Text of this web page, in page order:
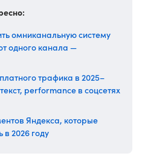
омниканальную систему
одного канала —
трафика в 2025–
performance в соцсетях
Яндекса, которые
в 2026 году